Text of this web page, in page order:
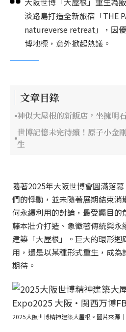
淡路島打造全新旅宿「THE
natureverse retreat」，因
博地標，意外掀起熱議。
文章目錄
神似大屋根的新飯店，坐擁明
世博記憶未完待續！原子小金
生
隨著2025年大阪世博會圓滿落
們的悸動，並未隨著展期結束消
何永續利用的討論，最受矚目
藤本壯介打造、象徵著傳統與永
建築「大屋根」。巨大的環形迴
用，還是以某種形式重生，成為
期待。
2025大阪世博精神建築大屋根。圖片來源｜